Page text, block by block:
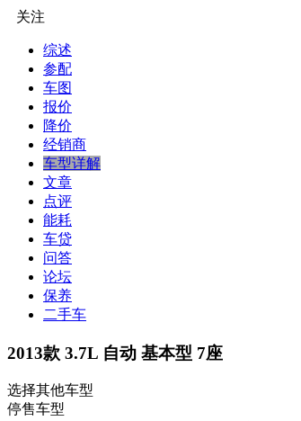
关注
综述
参配
车图
报价
降价
经销商
车型详解
文章
点评
能耗
车贷
问答
论坛
保养
二手车
2013款 3.7L 自动 基本型 7座
选择其他车型
停售车型